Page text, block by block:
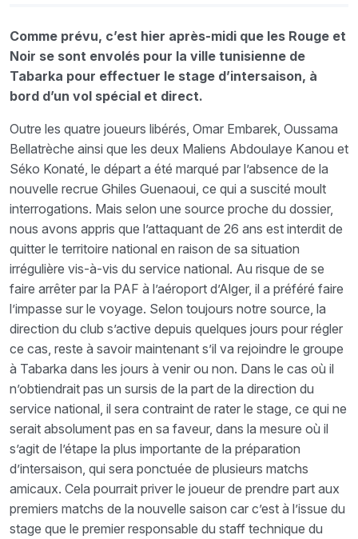
Comme prévu, c’est hier après-midi que les Rouge et
Noir se sont envolés pour la ville tunisienne de
Tabarka pour effectuer le stage d’intersaison, à
bord d’un vol spécial et direct.
Outre les quatre joueurs libérés, Omar Embarek, Oussama
Bellatrèche ainsi que les deux Maliens Abdoulaye Kanou et
Séko Konaté, le départ a été marqué par l’absence de la
nouvelle recrue Ghiles Guenaoui, ce qui a suscité moult
interrogations. Mais selon une source proche du dossier,
nous avons appris que l’attaquant de 26 ans est interdit de
quitter le territoire national en raison de sa situation
irrégulière vis-à-vis du service national. Au risque de se
faire arrêter par la PAF à l’aéroport d’Alger, il a préféré faire
l’impasse sur le voyage. Selon toujours notre source, la
direction du club s’active depuis quelques jours pour régler
ce cas, reste à savoir maintenant s’il va rejoindre le groupe
à Tabarka dans les jours à venir ou non. Dans le cas où il
n’obtiendrait pas un sursis de la part de la direction du
service national, il sera contraint de rater le stage, ce qui ne
serait absolument pas en sa faveur, dans la mesure où il
s’agit de l’étape la plus importante de la préparation
d’intersaison, qui sera ponctuée de plusieurs matchs
amicaux. Cela pourrait priver le joueur de prendre part aux
premiers matchs de la nouvelle saison car c’est à l’issue du
stage que le premier responsable du staff technique du